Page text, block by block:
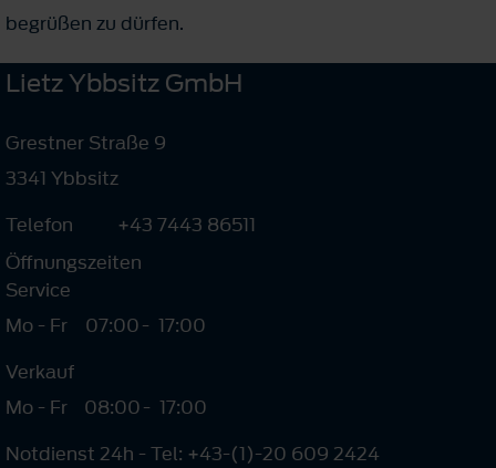
begrüßen zu dürfen.
Lietz Ybbsitz GmbH
Grestner Straße 9
3341 Ybbsitz
Telefon
+43 7443 86511
Öffnungszeiten
Service
Mo - Fr
07:00- 17:00
Verkauf
Mo - Fr
08:00- 17:00
Notdienst 24h - Tel: +43-(1)-20 609 2424